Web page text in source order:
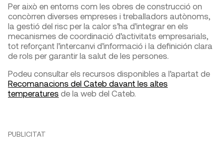
Per això en entorns com les obres de construcció on
concòrren diverses empreses i treballadors autònoms,
la gestió del risc per la calor s’ha d’integrar en els
mecanismes de coordinació d’activitats empresarials,
tot reforçant l’intercanvi d’informació i la definición clara
de rols per garantir la salut de les persones.
Podeu consultar els recursos disponibles a l’apartat de
Recomanacions del Cateb davant les altes
temperatures de la web del Cateb.
PUBLICITAT